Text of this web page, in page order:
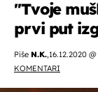
''Tvoje
prvi put
Piše N.K.,16.12.2020
KOMENTARI